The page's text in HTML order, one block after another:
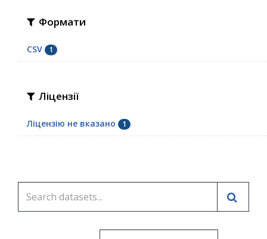
Формати
CSV 1
Ліцензії
Ліцензію не вказано 1